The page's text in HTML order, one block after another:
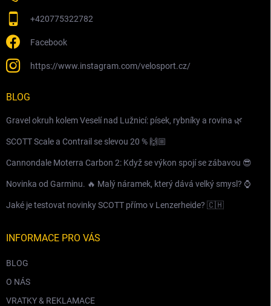
+420775322782
Facebook
https://www.instagram.com/velosport.cz/
BLOG
Gravel okruh kolem Veselí nad Lužnicí: písek, rybníky a rovina 🌿
SCOTT Scale a Contrail se slevou 20 % 🙌🏼
Cannondale Moterra Carbon 2: Když se výkon spojí se zábavou 😎
Novinka od Garminu. 🔥 Malý náramek, který dává velký smysl? ⌚️
Jaké je testovat novinky SCOTT přímo v Lenzerheide? 🇨🇭
INFORMACE PRO VÁS
BLOG
O NÁS
VRATKY & REKLAMACE